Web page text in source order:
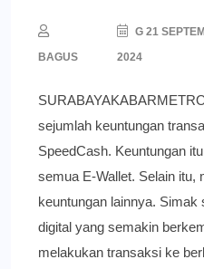
BAGUS
G 21
2024
sejumlah keuntungan
SpeedCash. Keuntungan
semua E-Wallet. Selain itu,
keuntungan lainnya.
digital yang semakin
melakukan transaksi ke